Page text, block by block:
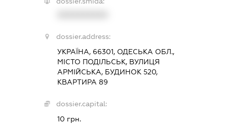
dossier.address:
УКРАЇНА, 66301, ОДЕСЬКА ОБЛ.,
МІСТО ПОДІЛЬСЬК, ВУЛИЦЯ
АРМІЙСЬКА, БУДИНОК 520,
КВАРТИРА 89
dossier.capital:
10 грн.